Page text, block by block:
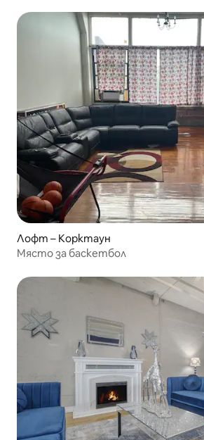
Лофт – Корктаун
Място за баскетбол